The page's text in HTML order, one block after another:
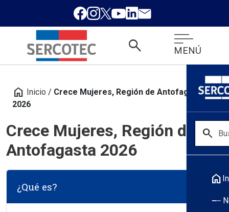
search MENÚ
search
home
home Inicio / Crece Mujeres, Región de Antofagasta
2026
Crece Mujeres, Región de
Antofagasta 2026
¿Qué es?